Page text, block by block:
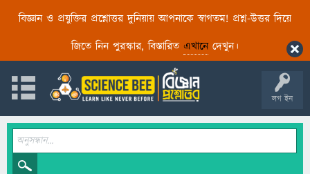
বিজ্ঞান ও প্রযুক্তির প্রশ্নোত্তর দুনিয়ায় আপনাকে স্বাগতম! প্রশ্ন-উত্তর দিয়ে
জিতে নিন পুরস্কার, বিস্তারিত এখানেদেখুন।
লগ ইন